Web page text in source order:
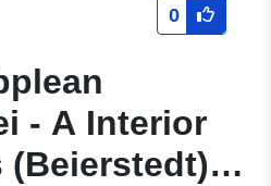
0
- A Interior
(Beierstedt)